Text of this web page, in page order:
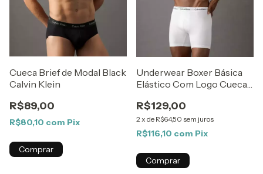
Cueca Brief de Modal Black
Calvin Klein
R$89,00
R$80,10 com Pix
Comprar
Underwear Boxer Básica
Elástico Com Logo Cueca
R$129,00
2 x de R$64,50 sem juros
R$116,10 com Pix
Comprar